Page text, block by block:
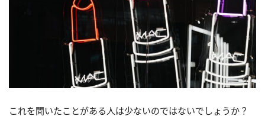
これを聞いたことがある人は少ないのではないでしょうか？